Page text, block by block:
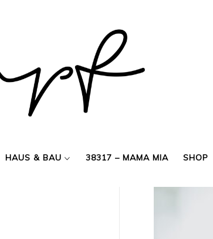
HAUS & BAU 38317 – MAMA MIA SHOP